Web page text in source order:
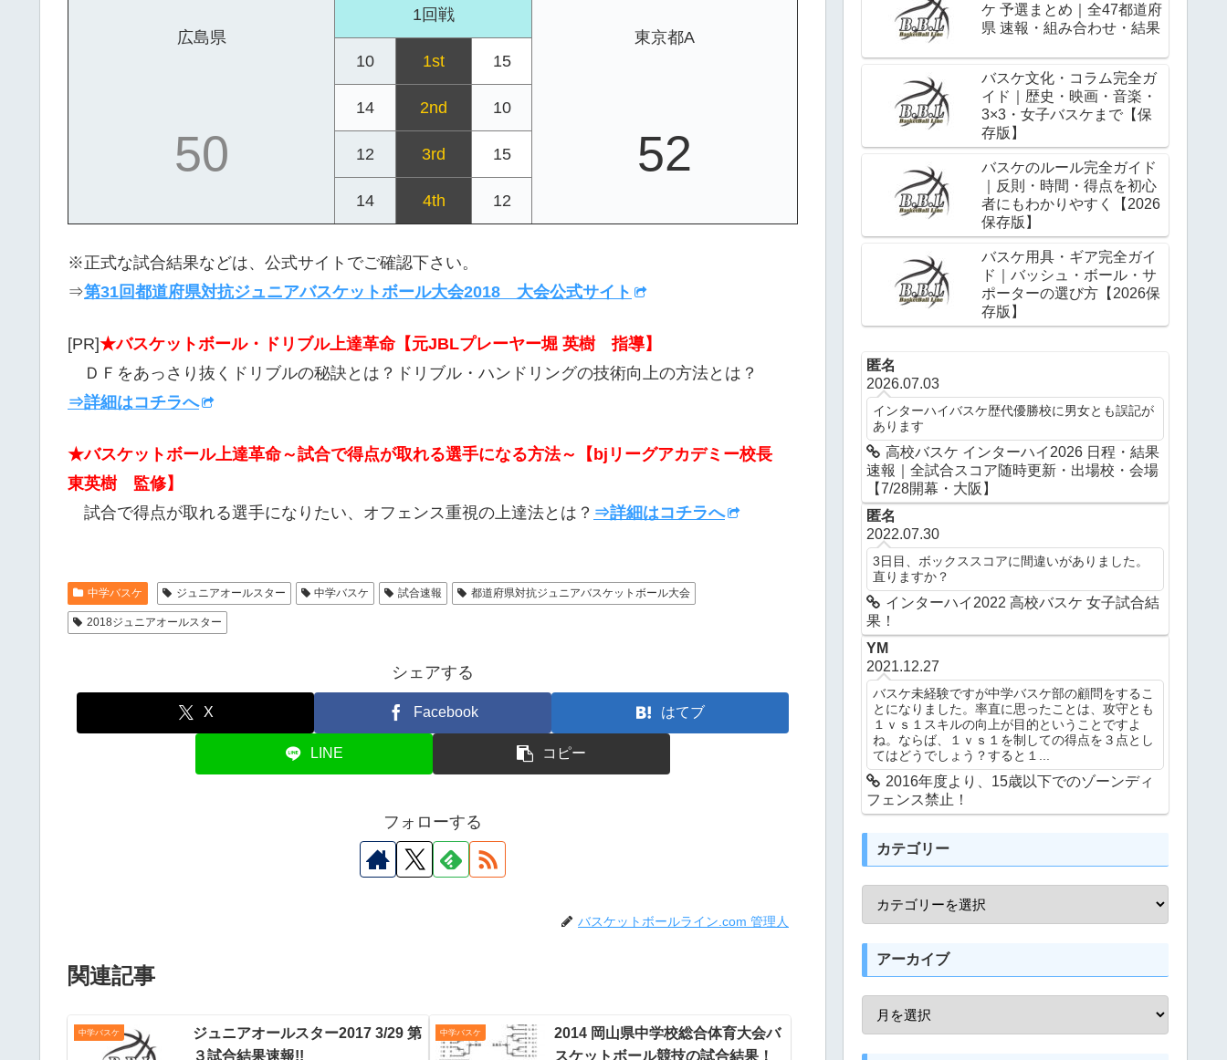
広島県
1回戦
東京都A
10
1st 15
50
14 2nd 10
52
12 3rd 15
14 4th 12
※正式な試合結果などは、公式サイトでご確認下さい。
⇒第31回都道府県対抗ジュニアバスケットボール大会2018 大会公式サイト
[PR]★バスケットボール・ドリブル上達革命【元JBLプレーヤー堀 英樹 指導】
ＤＦをあっさり抜くドリブルの秘訣とは？ドリブル・ハンドリングの技術向上の方法とは？
⇒詳細はコチラへ
★バスケットボール上達革命～試合で得点が取れる選手になる方法～【bjリーグアカデミー校長
東英樹 監修】
試合で得点が取れる選手になりたい、オフェンス重視の上達法とは？ ⇒詳細はコチラへ
中学バスケ ジュニアオールスター 中学バスケ 試合速報 都道府県対抗ジュニアバスケットボール大会
2018ジュニアオールスター
シェアする
X Facebook はてブ
LINE コピー
フォローする
バスケットボールライン.com 管理人
関連記事
中学バスケ
ジュニアオールスター2017 3/29 第
３試合結果速報!!
中学バスケ
2014 岡山県中学校総合体育大会バ
スケットボール競技の試合結果！
ケ 予選まとめ｜全47都道府
県 速報・組み合わせ・結果
バスケ文化・コラム完全ガ
イド｜歴史・映画・音楽・
3×3・女子バスケまで【保
存版】
バスケのルール完全ガイド
｜反則・時間・得点を初心
者にもわかりやすく【2026
保存版】
バスケ用具・ギア完全ガイ
ド｜バッシュ・ボール・サ
ポーターの選び方【2026保
存版】
匿名
2026.07.03
インターハイバスケ歴代優勝校に男女とも誤記が
あります
高校バスケ インターハイ2026 日程・結果
速報｜全試合スコア随時更新・出場校・会場
【7/28開幕・大阪】
匿名
2022.07.30
3日目、ボックススコアに間違いがありました。
直りますか？
インターハイ2022 高校バスケ 女子試合結
果！
YM
2021.12.27
バスケ未経験ですが中学バスケ部の顧問をするこ
とになりました。率直に思ったことは、攻守とも
１ｖｓ１スキルの向上が目的ということですよ
ね。ならば、１ｖｓ１を制しての得点を３点とし
てはどうでしょう？すると１...
2016年度より、15歳以下でのゾーンディ
フェンス禁止！
カテゴリー
アーカイブ